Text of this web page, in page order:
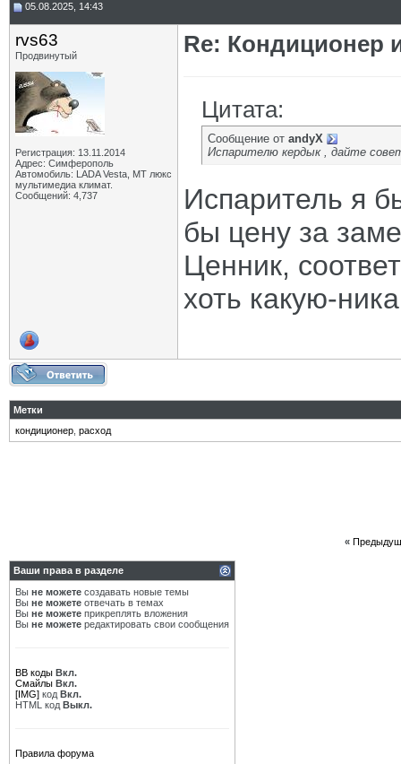
05.08.2025, 14:43
rvs63
Продвинутый
Регистрация: 13.11.2014
Адрес: Симферополь
Автомобиль: LADA Vesta, МТ люкс
мультимедиа климат.
Сообщений: 4,737
Re: Кондиционер
Цитата:
Сообщение от andyX
Испарителю кердык , дайте
Испаритель я
бы цену за
Ценник,
хоть какую-
Метки
кондиционер расход
«
Ваши права в разделе
Вы не можете создавать новые темы
Вы не можете отвечать в темах
Вы не можете прикреплять вложения
Вы не можете редактировать свои сообщения
BB коды Вкл.
Смайлы Вкл.
[IMG] код Вкл.
HTML код Выкл.
Правила форума